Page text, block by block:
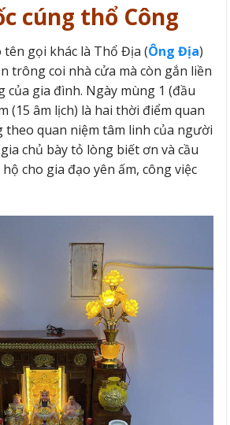
cúng thổ Công
tên gọi khác là Thổ Địa (Ông Địa)
trông coi nhà cửa mà còn gắn liền
gia đình. Ngày mùng 1 (đầu
(15 âm lịch) là hai thời điểm quan
quan niệm tâm linh của người
chủ bày tỏ lòng biết ơn và cầu
cho gia đạo yên ấm, công việc